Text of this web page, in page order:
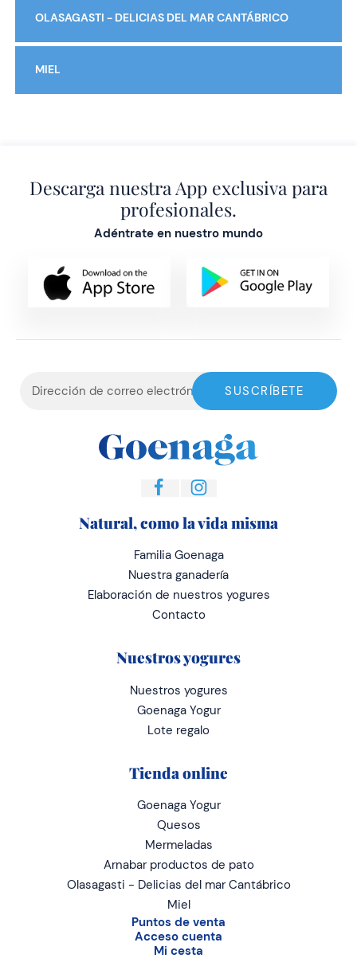
OLASAGASTI - DELICIAS DEL MAR CANTÁBRICO
MIEL
Descarga nuestra App exclusiva para
profesionales.
Adéntrate en nuestro mundo
Natural, como la vida misma
Familia Goenaga
Nuestra ganadería
Elaboración de nuestros yogures
Contacto
Nuestros yogures
Nuestros yogures
Goenaga Yogur
Lote regalo
Tienda online
Goenaga Yogur
Quesos
Mermeladas
Arnabar productos de pato
Olasagasti - Delicias del mar Cantábrico
Miel
Puntos de venta
Acceso cuenta
Mi cesta